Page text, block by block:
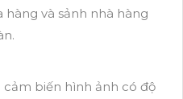
hàng và sảnh nhà hàng
biến hình ảnh có độ